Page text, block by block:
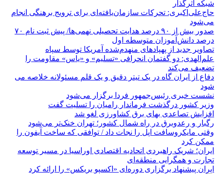
شبکه‌ اثرگذار
حاج‌علی‌اکبری: تحرکات سازمان‌یافته‌ای برای ترویج برهنگی انجام
می‌شود
صدور بیش از ۹۰ درصد هدایت تحصیلی نهمی‌ها/ پیش ثبت نام ۷۰
درصد دانش‌آموزان متوسطه اول
تصاویر جدید از پهپادهای منهدم‌شده آمریکا توسط سپاه
علم‌الهدی: دو گفتمان انحرافی «تسلیم» و «یاس» مقاومت را
تضعیف می‌کند
دفاع از ایران گاه در یک تیتر دقیق و یک قلم مسئولانه خلاصه می
شود
نشست خبری رئیس‌جمهور فردا برگزار می‌شود
وزیر کشور درگذشت فرماندار رامیان را تسلیت گفت
افزایش تصاعدی بهای برق کشاورزی لغو شد
رگبار و رعدوبرق در راه شمال کشور؛ تهران خنک‌تر می‌شود
وقتی مایکروسافت اپل را نجات داد / توافقی که ساخت آیفون را
ممکن کرد
ایران؛ شریک راهبردی اتحادیه اقتصادی اوراسیا در مسیر توسعه
تجارت و همگرایی منطقه‌ای
ایران پیشنهاد برگزاری دوره‌ای «اکسپو بریکس» را ارائه کرد